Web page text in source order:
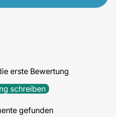
erste Bewertung
schreiben
gefunden